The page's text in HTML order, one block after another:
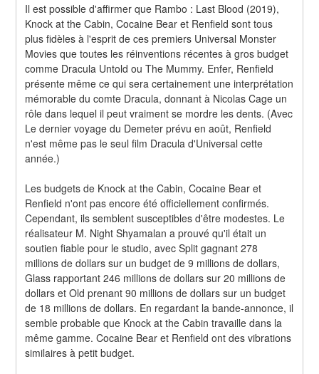
Il est possible d'affirmer que Rambo : Last Blood (2019),
Knock at the Cabin, Cocaine Bear et Renfield sont tous
plus fidèles à l'esprit de ces premiers Universal Monster
Movies que toutes les réinventions récentes à gros budget
comme Dracula Untold ou The Mummy. Enfer, Renfield
présente même ce qui sera certainement une interprétation
mémorable du comte Dracula, donnant à Nicolas Cage un
rôle dans lequel il peut vraiment se mordre les dents. (Avec
Le dernier voyage du Demeter prévu en août, Renfield
n'est même pas le seul film Dracula d'Universal cette
année.)
Les budgets de Knock at the Cabin, Cocaine Bear et
Renfield n'ont pas encore été officiellement confirmés.
Cependant, ils semblent susceptibles d'être modestes. Le
réalisateur M. Night Shyamalan a prouvé qu'il était un
soutien fiable pour le studio, avec Split gagnant 278
millions de dollars sur un budget de 9 millions de dollars,
Glass rapportant 246 millions de dollars sur 20 millions de
dollars et Old prenant 90 millions de dollars sur un budget
de 18 millions de dollars. En regardant la bande-annonce, il
semble probable que Knock at the Cabin travaille dans la
même gamme. Cocaine Bear et Renfield ont des vibrations
similaires à petit budget.